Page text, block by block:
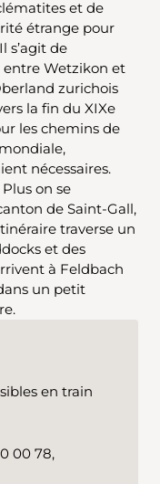
et de
étrange pour
s’agit de
entre Wetzikon et
zurichois
la fin du XIXe
les chemins de
nécessaires.
on se
de Saint-Gall,
traverse un
et des
à Feldbach
un petit
en train
00 78,